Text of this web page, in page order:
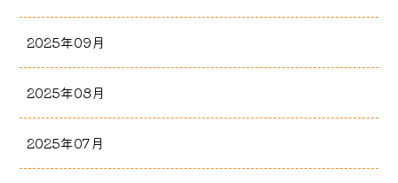
2025年09月
2025年08月
2025年07月